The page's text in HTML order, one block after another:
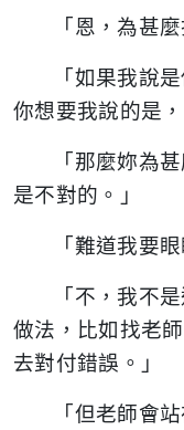
「恩，為甚
「如果我說
你想要我說的是
「那麼妳為
是不對的。」
「難道我要
「不，我不
做法，比如找老
去對付錯誤。」
「但老師會